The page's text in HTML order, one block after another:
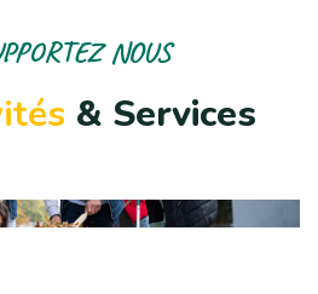
NOUS
ités & Services